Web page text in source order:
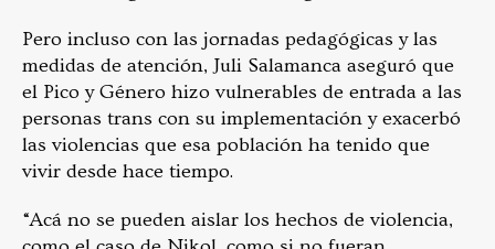
Pero incluso con las jornadas pedagógicas y las
medidas de atención, Juli Salamanca aseguró que
el Pico y Género hizo vulnerables de entrada a las
personas trans con su implementación y exacerbó
las violencias que esa población ha tenido que
vivir desde hace tiempo.
“Acá no se pueden aislar los hechos de violencia,